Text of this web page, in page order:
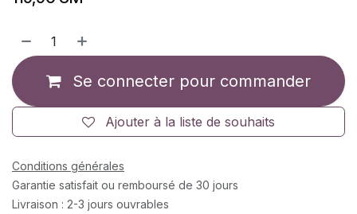
Se connecter pour commander
Ajouter à la liste de souhaits
Conditions générales
Garantie satisfait ou remboursé de 30 jours
Livraison : 2-3 jours ouvrables